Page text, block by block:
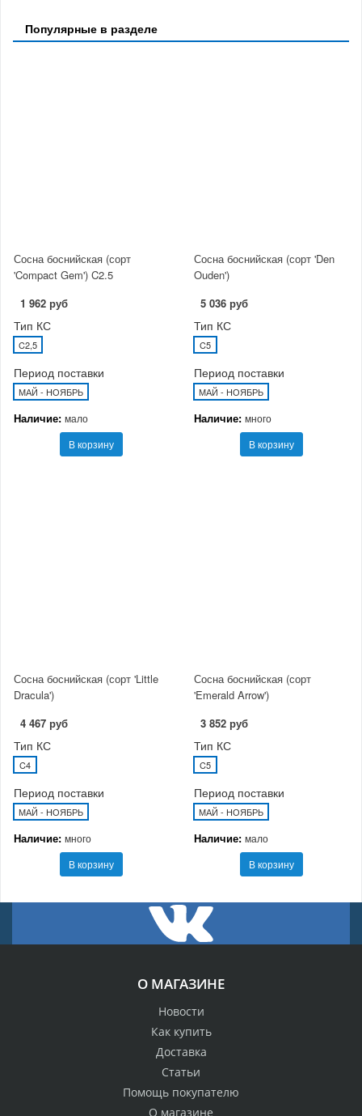
Популярные в разделе
Сосна боснийская (сорт
'Compact Gem') C2.5
1 962 руб
Тип КС
C2,5
Период поставки
МАЙ - НОЯБРЬ
Наличие: мало
В корзину
Сосна боснийская (сорт 'Den
Ouden')
5 036 руб
Тип КС
C5
Период поставки
МАЙ - НОЯБРЬ
Наличие: много
В корзину
Сосна боснийская (сорт 'Little
Dracula')
4 467 руб
Тип КС
C4
Период поставки
МАЙ - НОЯБРЬ
Наличие: много
В корзину
Сосна боснийская (сорт
'Emerald Arrow')
3 852 руб
Тип КС
C5
Период поставки
МАЙ - НОЯБРЬ
Наличие: мало
В корзину
О МАГАЗИНЕ
Новости
Как купить
Доставка
Статьи
Помощь покупателю
О магазине